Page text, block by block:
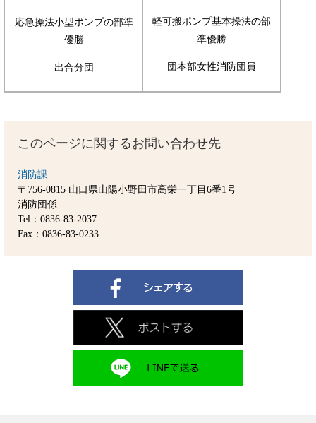
​応急操法小型ポンプの部準
優勝
出合分団
​軽可搬ポンプ基本操法の部
準優勝
団本部女性消防団員
このページに関するお問い合わせ先
消防課
〒756-0815 山口県山陽小野田市高栄一丁目6番1号
消防団係
Tel：0836-83-2037
Fax：0836-83-0233